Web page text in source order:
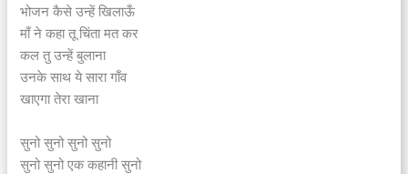
भोजन कैसे उन्हें खिलाऊँ
माँ ने कहा तू चिंता मत कर
कल तु उन्हें बुलाना
उनके साथ ये सारा गाँव
खाएगा तेरा खाना
सुनो सुनो सुनो सुनो
सुनो सुनो एक कहानी सुनो